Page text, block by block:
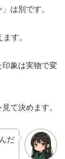
は別です。
す。
印象は実物で変
て決めます。
だ